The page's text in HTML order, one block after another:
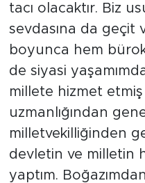
tacı olacaktır. Biz
sevdasına da geçit
boyunca hem
de siyasi
millete hizmet
uzmanlığından
milletvekilliğinden
devletin ve milletin
yaptım.